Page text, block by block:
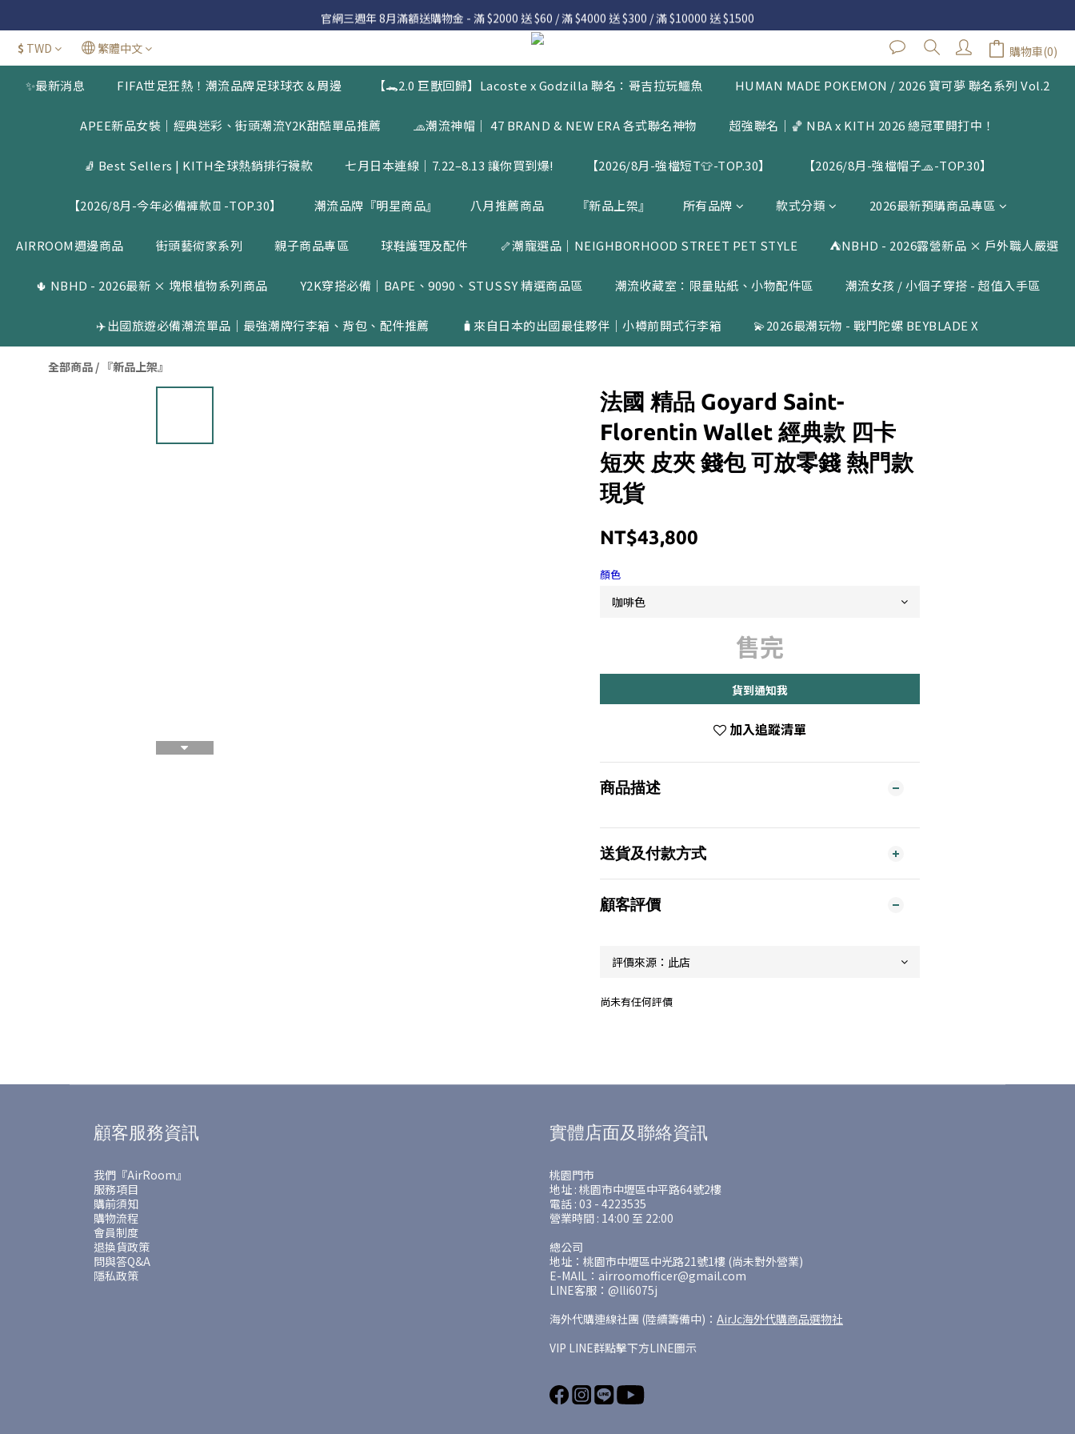
官網三週年 8月滿額送購物金 - 滿 $2000 送 $60 / 滿 $4000 送 $300 / 滿 $10000 送 $1500
官網三週年 8月滿額送購物金 - 滿 $2000 送 $60 / 滿 $4000 送 $300 / 滿 $10000 送 $1500
7.22 – 8.13 日本連線中，絕對讓你買到爆
新加入會員享有 $50購物金  |  消費滿$5000即可免運  |  會員好康制度請詳閱公告
$ TWD 繁體中文 購物車(0)
✨最新消息 FIFA世足狂熱！潮流品牌足球球衣＆周邊 【🐊2.0 巨獸回歸】Lacoste x Godzilla 聯名：哥吉拉玩鱷魚 HUMAN MADE POKEMON / 2026 寶可夢 聯名系列 Vol.2
APEE新品女裝｜經典迷彩、街頭潮流Y2K甜酷單品推薦 🧢潮流神帽｜ 47 BRAND & NEW ERA 各式聯名神物 超強聯名｜🏀 NBA x KITH 2026 總冠軍開打中！
🧦 Best Sellers | KITH全球熱銷排行襪款 七月日本連線｜7.22–8.13 讓你買到爆! 【2026/8月-強檔短T👕-TOP.30】 【2026/8月-強檔帽子🧢-TOP.30】
【2026/8月-今年必備褲款👖-TOP.30】 潮流品牌『明星商品』 八月推薦商品 『新品上架』 所有品牌 款式分類 2026最新預購商品專區
AIRROOM週邊商品 街頭藝術家系列 親子商品專區 球鞋護理及配件 🦴潮寵選品｜NEIGHBORHOOD STREET PET STYLE ⛺️NBHD - 2026露營新品 × 戶外職人嚴選
🌵 NBHD - 2026最新 × 塊根植物系列商品 Y2K穿搭必備｜BAPE、9090、STUSSY 精選商品區 潮流收藏室：限量貼紙、小物配件區 潮流女孩 / 小個子穿搭 - 超值入手區
✈️出國旅遊必備潮流單品｜最強潮牌行李箱、背包、配件推薦 🧳來自日本的出國最佳夥伴｜小樽前開式行李箱 💫2026最潮玩物 - 戰鬥陀螺 BEYBLADE X
全部商品 / 『新品上架』
法國 精品 Goyard Saint-
Florentin Wallet 經典款 四卡
短夾 皮夾 錢包 可放零錢 熱門款
現貨
NT$43,800
顏色
售完
貨到通知我
加入追蹤清單
商品描述
送貨及付款方式
顧客評價
尚未有任何評價
顧客服務資訊
我們『AirRoom』
服務項目
購前須知
購物流程
會員制度
退換貨政策
問與答Q&A
隱私政策
實體店面及聯絡資訊
桃園門市
地址 : 桃園市中壢區中平路64號2樓
電話 : 03 - 4223535
營業時間 : 14:00 至 22:00
總公司
地址：桃園市中壢區中光路21號1樓 (尚未對外營業)
E-MAIL：airroomofficer@gmail.com
LINE客服：@lli6075j
海外代購連線社團 (陸續籌備中)： AirJc海外代購商品選物社
VIP LINE群點擊下方LINE圖示